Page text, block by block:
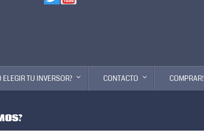
ELEGIR TU INVERSOR? CONTACTO COMPRAR!